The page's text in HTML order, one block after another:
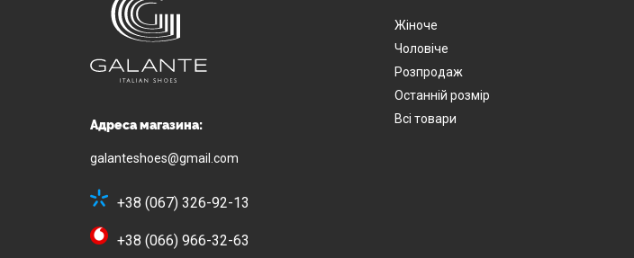
Адреса магазина:
galanteshoes@gmail.com
+38 (067) 326-92-13
+38 (066) 966-32-63
Жіноче
Чоловіче
Розпродаж
Останній розмір
Всі товари